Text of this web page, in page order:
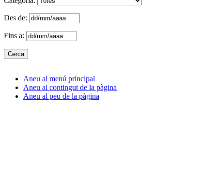
Des de:
Fins a:
Aneu al menú principal
Aneu al contingut de la pàgina
Aneu al peu de la pàgina